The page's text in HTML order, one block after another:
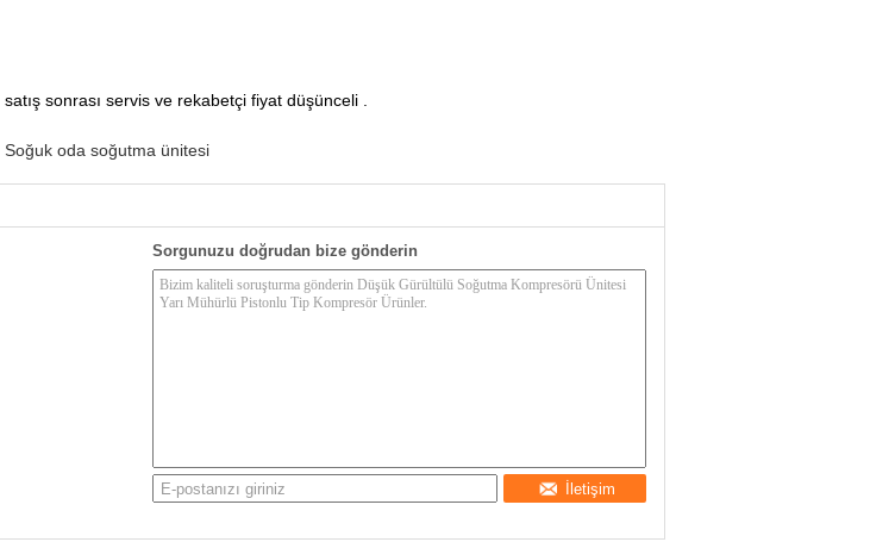
satış sonrası servis ve rekabetçi fiyat düşünceli
Soğuk oda soğutma ünitesi
Sorgunuzu doğrudan bize gönderin
İletişim